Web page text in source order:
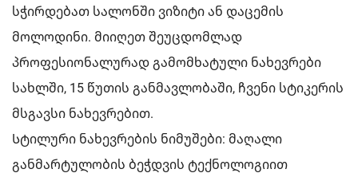
სჭირდებათ სალონში ვიზიტი ან დაცემის
მოლოდინი. მიიღეთ შეუცდომლად
პროფესიონალურად გამომხატული ნახევრები
სახლში, 15 წუთის განმავლობაში, ჩვენი სტიკერის
მსგავსი ნახევრებით.
Სტილური ნახევრების ნიმუშები: მაღალი
განმარტულობის ბეჭდვის ტექნოლოგიით